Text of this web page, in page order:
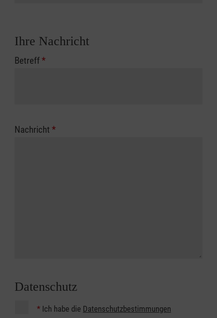
Ihre Nachricht
Betreff*
Nachricht *
Datenschutz
* Ich habe die Datenschutzbestimmungen